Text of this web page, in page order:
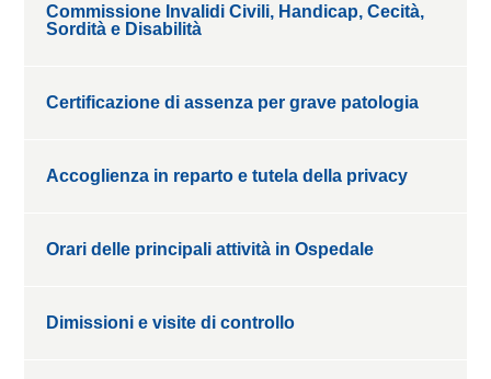
Commissione Invalidi Civili, Handicap, Cecità,
Sordità e Disabilità
Certificazione di assenza per grave patologia
Accoglienza in reparto e tutela della privacy
Orari delle principali attività in Ospedale
Dimissioni e visite di controllo